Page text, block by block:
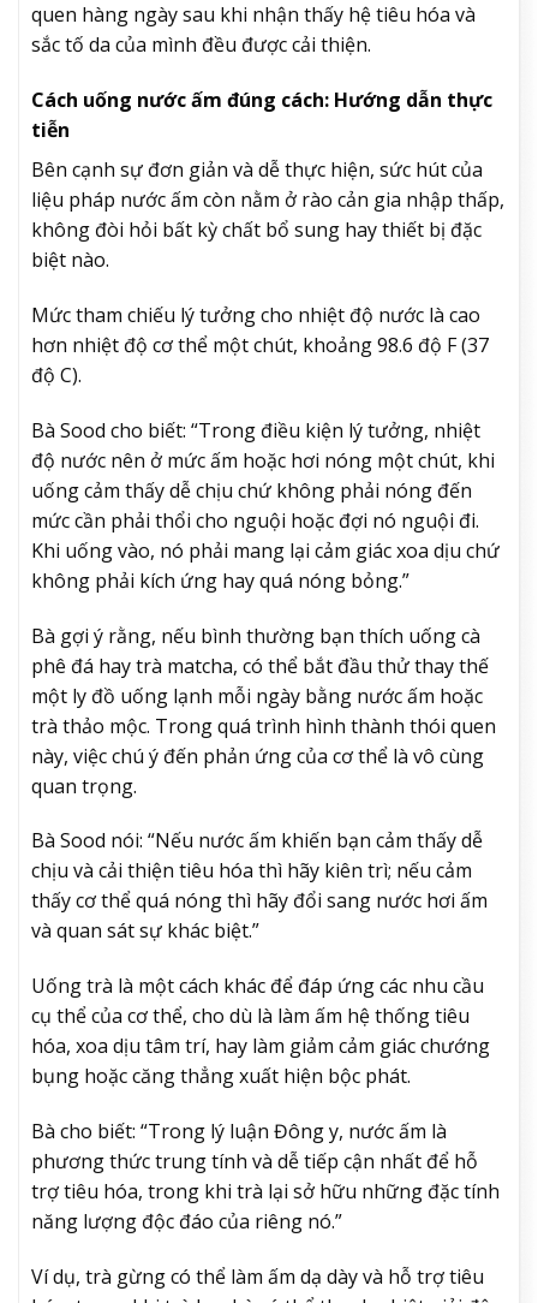
quen hàng ngày sau khi nhận thấy hệ tiêu hóa và
sắc tố da của mình đều được cải thiện.
Cách uống nước ấm đúng cách: Hướng dẫn thực
tiễn
Bên cạnh sự đơn giản và dễ thực hiện, sức hút của
liệu pháp nước ấm còn nằm ở rào cản gia nhập thấp,
không đòi hỏi bất kỳ chất bổ sung hay thiết bị đặc
biệt nào.
Mức tham chiếu lý tưởng cho nhiệt độ nước là cao
hơn nhiệt độ cơ thể một chút, khoảng 98.6 độ F (37
độ C).
Bà Sood cho biết: “Trong điều kiện lý tưởng, nhiệt
độ nước nên ở mức ấm hoặc hơi nóng một chút, khi
uống cảm thấy dễ chịu chứ không phải nóng đến
mức cần phải thổi cho nguội hoặc đợi nó nguội đi.
Khi uống vào, nó phải mang lại cảm giác xoa dịu chứ
không phải kích ứng hay quá nóng bỏng.”
Bà gợi ý rằng, nếu bình thường bạn thích uống cà
phê đá hay trà matcha, có thể bắt đầu thử thay thế
một ly đồ uống lạnh mỗi ngày bằng nước ấm hoặc
trà thảo mộc. Trong quá trình hình thành thói quen
này, việc chú ý đến phản ứng của cơ thể là vô cùng
quan trọng.
Bà Sood nói: “Nếu nước ấm khiến bạn cảm thấy dễ
chịu và cải thiện tiêu hóa thì hãy kiên trì; nếu cảm
thấy cơ thể quá nóng thì hãy đổi sang nước hơi ấm
và quan sát sự khác biệt.”
Uống trà là một cách khác để đáp ứng các nhu cầu
cụ thể của cơ thể, cho dù là làm ấm hệ thống tiêu
hóa, xoa dịu tâm trí, hay làm giảm cảm giác chướng
bụng hoặc căng thẳng xuất hiện bộc phát.
Bà cho biết: “Trong lý luận Đông y, nước ấm là
phương thức trung tính và dễ tiếp cận nhất để hỗ
trợ tiêu hóa, trong khi trà lại sở hữu những đặc tính
năng lượng độc đáo của riêng nó.”
Ví dụ, trà gừng có thể làm ấm dạ dày và hỗ trợ tiêu